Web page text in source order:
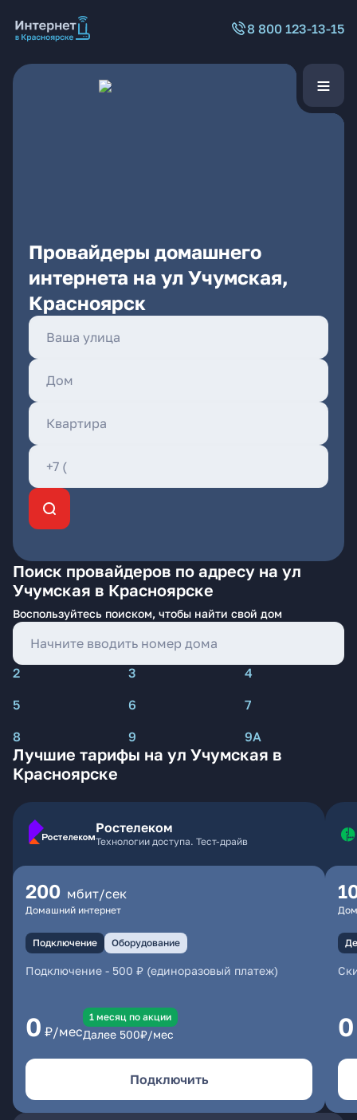
8 800 123-13-15
Провайдеры домашнего
интернета на ул Учумская,
Красноярск
Поиск провайдеров по адресу на ул
Учумская в Красноярске
Воспользуйтесь поиском, чтобы найти свой дом
2 3
4
5
6
7
8
9 9А
Лучшие тарифы на ул Учумская в
Красноярске
Ростелеком
Технологии доступа. Тест-драйв
200 мбит/сек
Домашний интернет
Подключение Оборудование
Подключение - 500 ₽ (единоразовый платеж)
0 ₽/мес
1 месяц по акции
Далее 500₽/мес
Подключить
0